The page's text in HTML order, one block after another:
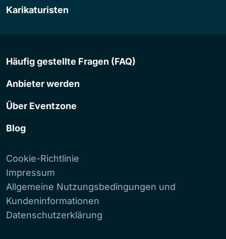
Karikaturisten
Häufig gestellte Fragen (FAQ)
Anbieter werden
Über Eventzone
Blog
Cookie-Richtlinie
Impressum
Allgemeine Nutzungsbedingungen und
Kundeninformationen
Datenschutzerklärung